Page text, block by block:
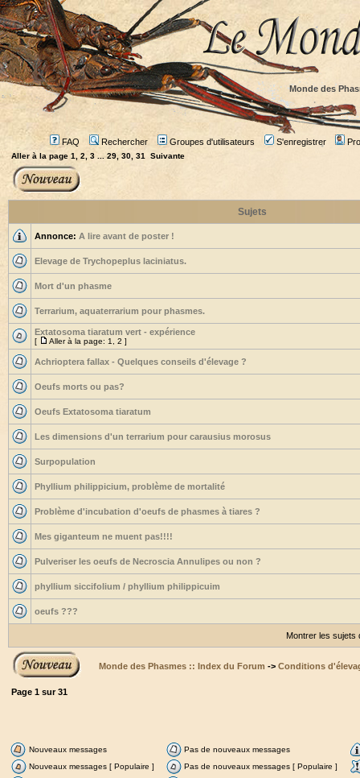
Monde des
FAQ Rechercher Groupes d'utilisateurs S'enregistrer
Aller à la page 1 2 3 ...29 30 31 Suivante
Sujets
Annonce: A lire avant de poster !
Elevage de Trychopeplus laciniatus.
Mort d'un phasme
Terrarium, aquaterrarium pour phasmes.
Extatosoma tiaratum vert - expérience
[ Aller à la page: 1 2 ]
Achrioptera fallax - Quelques conseils d'élevage ?
Oeufs morts ou pas?
Oeufs Extatosoma tiaratum
Les dimensions d'un terrarium pour carausius morosus
Surpopulation
Phyllium philippicium, problème de mortalité
Problème d'incubation d'oeufs de phasmes à tiares ?
Mes giganteum ne muent pas!!!!
Pulveriser les oeufs de Necroscia Annulipes ou non ?
phyllium siccifolium / phyllium philippicuim
oeufs ???
Montrer les sujets
Monde des Phasmes :: Index du Forum -> Conditions
Page 1 sur31
Nouveaux messages
Pas de nouveaux messages
Nouveaux messages [ Populaire ]
Pas de nouveaux messages [ Populaire ]